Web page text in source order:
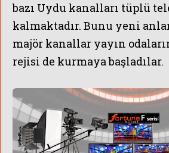
bazı Uydu kanalları tüplü
kalmaktadır. Bunu yeni
majör kanallar yayın
rejisi de kurmaya başladılar.